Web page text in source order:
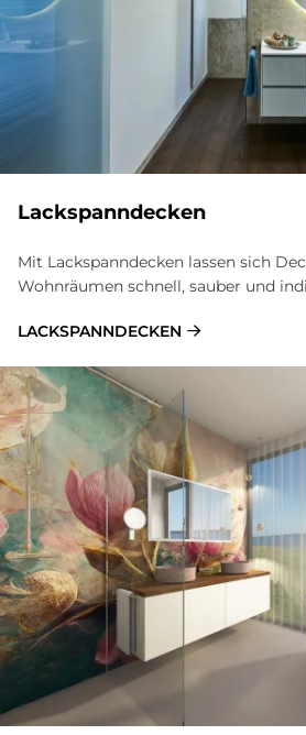
Lackspann­decken
Mit Lackspanndecken lassen sich
Wohnräumen schnell, sauber und
LACKSPANNDECKEN